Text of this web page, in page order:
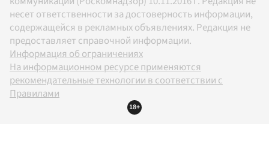
несет ответственности за достоверность информации,
содержащейся в рекламных объявлениях. Редакция не
предоставляет справочной информации.
Информация об ограничениях
На информационном ресурсе применяются
рекомендательные технологии в соответствии с
Правилами
18+